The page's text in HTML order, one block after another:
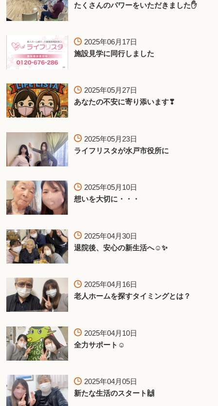
たくさんのパワーをいただきました✋
2025年06月17日
施設見学に同行しました
2025年05月27日
あなたの不安に寄り添います❣
2025年05月23日
ライフリスタが水戸市役所に
2025年05月10日
想いを大切に・・・
2025年04月30日
退院後、安心の新生活へ☺️✨
2025年04月16日
老人ホームを探すタイミングとは？
2025年04月10日
全力サポート☺️
2025年04月05日
新たな生活のスタート🙌